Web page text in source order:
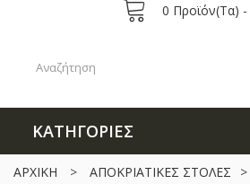
0 Προϊόν(τα) -
ΚΑΤΗΓΟΡΙΕΣ
ΑΡΧΙΚΗ > ΑΠΟΚΡΙΑΤΙΚΕΣ ΣΤΟΛΕΣ
>